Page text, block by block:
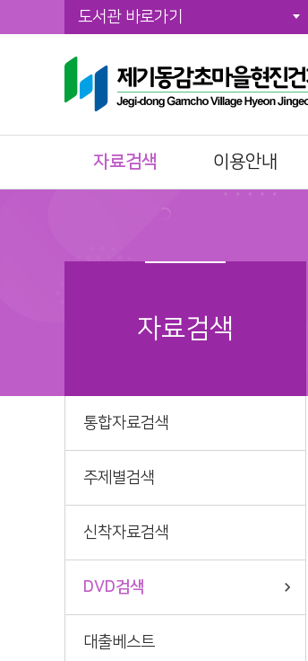
도서관 바로가기
자료검색
신착자료검색
공공도서관 인기도
이용안내
자료이용방법
책이음회원전환
시설이용방법
책나래
자료검색
통합자료검색
주제별검색
신착자료검색
DVD검색
대출베스트